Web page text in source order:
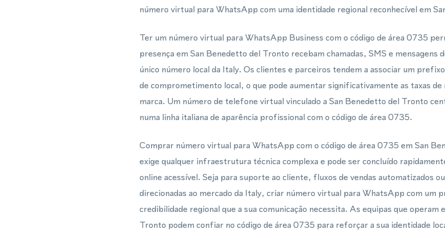
número virtual para WhatsApp com uma identidade regional reconhecível em
Ter um número virtual para WhatsApp Business com o código de área 0735
presença em San Benedetto del Tronto recebam chamadas, SMS e mensagens
único número local da Italy. Os clientes e parceiros tendem a associar um
de comprometimento local, o que pode aumentar significativamente as taxas de
marca. Um número de telefone virtual vinculado a San Benedetto del Tronto
numa linha italiana de aparência profissional com o código de área 0735.
Comprar número virtual para WhatsApp com o código de área 0735 em San
exige qualquer infraestrutura técnica complexa e pode ser concluído
online acessível. Seja para suporte ao cliente, fluxos de vendas automatizados
direcionadas ao mercado da Italy, criar número virtual para WhatsApp com um
credibilidade regional que a sua comunicação necessita. As equipas que operam
Tronto podem confiar no código de área 0735 para reforçar a sua identidade